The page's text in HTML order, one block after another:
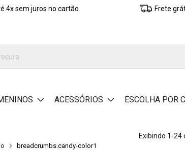
4x sem juros no cartão Frete
ACESSÓRIOS ESCOLHA POR
breadcrumbs.candy-color1
Exibindo 1-24